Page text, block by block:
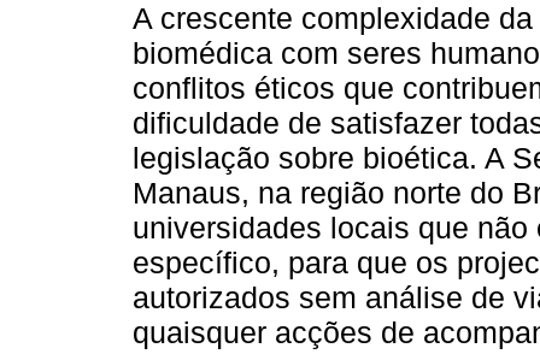
A crescente complexidade
biomédica com seres
conflitos éticos que
dificuldade de satisfazer
legislação sobre bioética. A
Manaus, na região norte do
universidades locais que
específico, para que os
autorizados sem análise de
quaisquer acções de